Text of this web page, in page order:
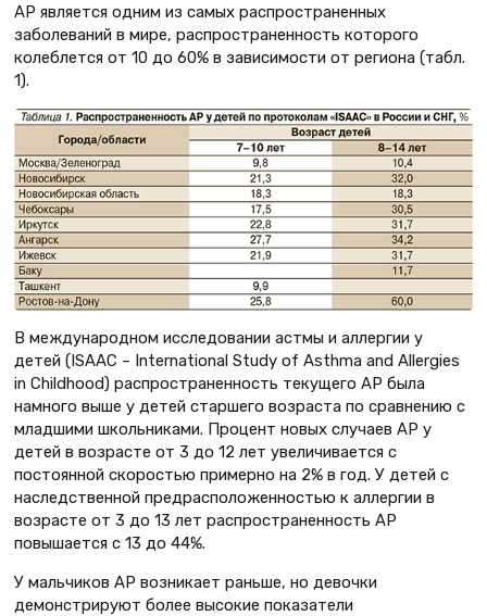
АР является одним из самых распространенных
заболеваний в мире, распространенность которого
колеблется от 10 до 60% в зависимости от региона (табл.
1).
В международном исследовании астмы и аллергии у
детей (ISAAC – International Study of Asthma and Allergies
in Childhood) распространенность текущего АР была
намного выше у детей старшего возраста по сравнению с
младшими школьниками. Процент новых случаев АР у
детей в возрасте от 3 до 12 лет увеличивается с
постоянной скоростью примерно на 2% в год. У детей с
наследственной предрасположенностью к аллергии в
возрасте от 3 до 13 лет распространенность АР
повышается с 13 до 44%.
У мальчиков АР возникает раньше, но девочки
демонстрируют более высокие показатели